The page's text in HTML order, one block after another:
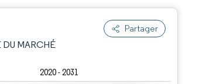
Partager
DU MARCHÉ
2020 - 2031